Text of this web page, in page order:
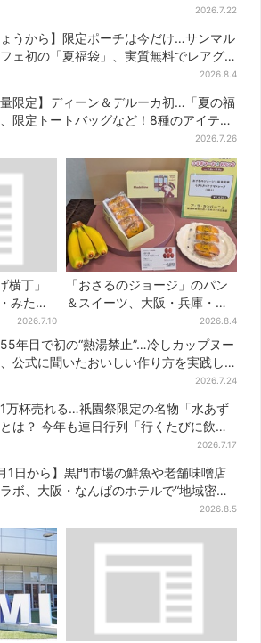
2026.7.22
ょうから】限定ポーチは今だけ…サンマル
ェ初の「夏福袋」、実質無料でレアグ
2026.8.4
量限定】ディーン＆デルーカ初…「夏の福
限定トートバッグなど！8種のアイテム
2026.7.26
丁」
みたら
、名物
2026.7.10
「おさるのジョージ」のパン
＆スイーツ、大阪・兵庫・京
都限定で【きょうから】発売
スタート
2026.8.4
年目で初の“熱湯禁止”…冷しカップヌー
、公式に聞いたおいしい作り方を実践し
2026.7.24
万杯売れる…祇園祭限定の名物「水あず
は？ 今年も連日行列「行くたびに飲ん
2026.7.17
1日から】黒門市場の鮮魚や老舗味噌店
ボ、大阪・なんばのホテルで“地域密
2026.8.5